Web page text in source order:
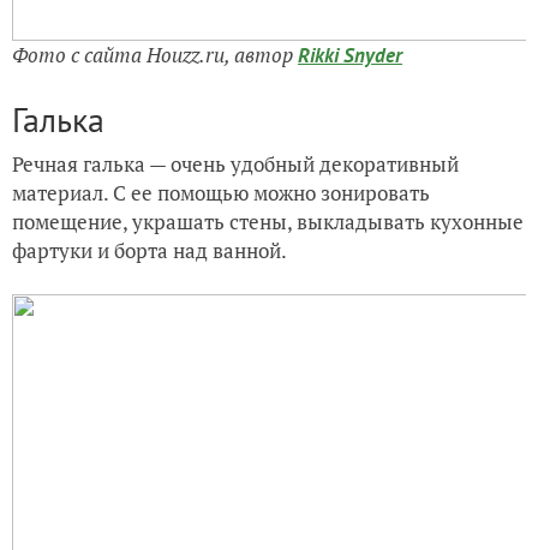
Фото с сайта Houzz.ru, авторRikki Snyder
Галька
Речная галька — очень удобный декоративный
материал. С ее помощью можно зонировать
помещение, украшать стены, выкладывать кухонные
фартуки и борта над ванной.